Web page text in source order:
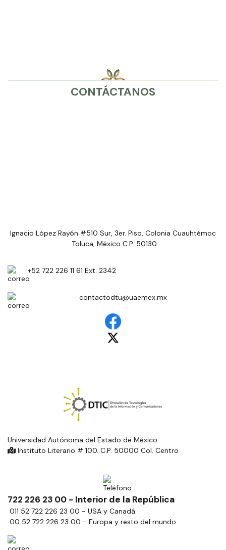
CONTÁCTANOS
Ignacio López Rayón #510 Sur, 3er. Piso, Colonia Cuauhtémoc
Toluca, México C.P. 50130
+52 722 226 11 61 Ext. 2342
contactodtu@uaemex.mx
Universidad Autónoma del Estado de México.
Instituto Literario # 100. C.P. 50000 Col. Centro
722 226 23 00 - Interior de la República
011 52 722 226 23 00 - USA y Canadá
00 52 722 226 23 00 - Europa y resto del mundo